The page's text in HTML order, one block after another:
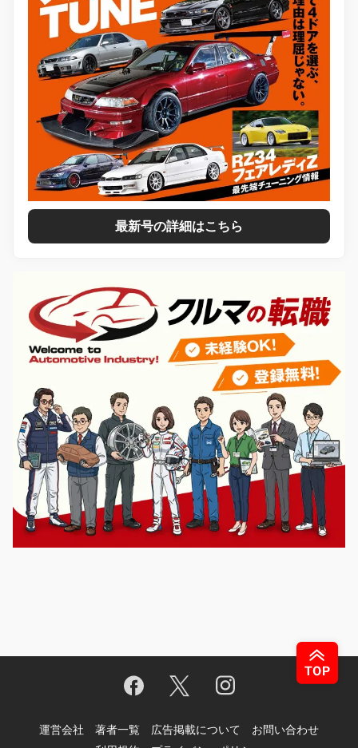
最新号の詳細はこちら
運営会社 著者一覧 広告掲載について
お問い合わせ